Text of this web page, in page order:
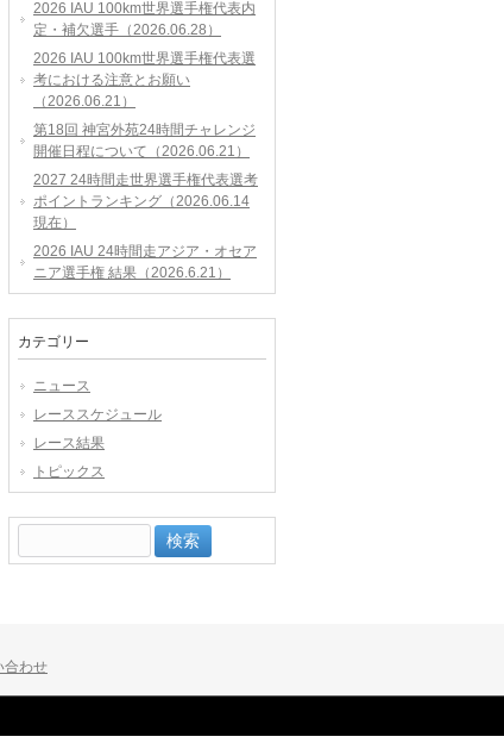
2026 IAU 100km世界選手権代表内
定・補欠選手（2026.06.28）
2026 IAU 100km世界選手権代表選
考における注意とお願い
（2026.06.21）
第18回 神宮外苑24時間チャレンジ
開催日程について（2026.06.21）
2027 24時間走世界選手権代表選考
ポイントランキング（2026.06.14
現在）
2026 IAU 24時間走アジア・オセア
ニア選手権 結果（2026.6.21）
カテゴリー
ニュース
レーススケジュール
レース結果
トピックス
索:
合わせ